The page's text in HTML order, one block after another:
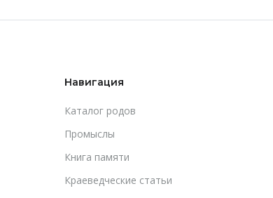
Навигация
Каталог родов
Промыслы
Книга памяти
Краеведческие статьи